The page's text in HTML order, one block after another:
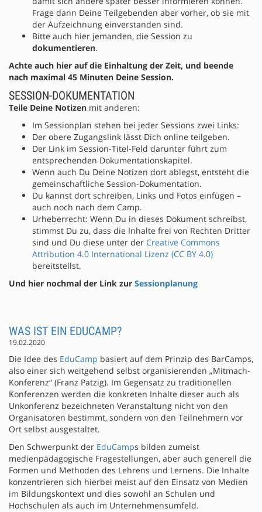
Frage dann Deine Teilgebenden aber vorher, ob sie mit
der Aufzeichnung einverstanden sind.
Bitte auch hier jemanden, die Session zu
dokumentieren.
Achte auch hier auf die Einhaltung der Zeit, und beende
nach maximal 45 Minuten Deine Session.
SESSION-DOKUMENTATION
Teile Deine Notizen mit anderen:
Im Sessionplan stehen bei jeder Sessions zwei Links:
Der obere Zugangslink lässt Dich online teilgeben.
Der Link im Session-Titel-Feld darunter führt zum
entsprechenden Dokumentationskapitel.
Wenn auch Du Deine Notizen dort ablegst, entsteht die
gemeinschaftliche Session-Dokumentation.
Du kannst dort schreiben, Links und Fotos einfügen –
auch noch nach dem Camp.
Urheberrecht: Wenn Du in dieses Dokument schreibst,
stimmst Du zu, dass die Inhalte frei von Rechten Dritter
sind und Du diese unter der Creative Commons
Attribution 4.0 International Lizenz (CC BY 4.0)
bereitstellst.
Und hier nochmal der Link zur Sessionplanung
WAS IST EIN EDUCAMP?
19.02.2020
Die Idee des EduCamp basiert auf dem Prinzip des BarCamps,
also einer sich weitgehend selbst organisierenden „Mitmach-
Konferenz“ (Franz Patzig). Im Gegensatz zu traditionellen
Konferenzen werden die konkreten Inhalte dieser auch als
Unkonferenz bezeichneten Veranstaltung nicht von den
Organisatoren bestimmt, sondern von den Teilnehmern vor
Ort selbst ausgestaltet.
Den Schwerpunkt der EduCamps bilden zumeist
medienpädagogische Fragestellungen, aber auch generell die
Formen und Methoden des Lehrens und Lernens. Die Inhalte
konzentrieren sich hierbei meist auf den Einsatz von Medien
im Bildungskontext und dies sowohl an Schulen und
Hochschulen als auch im Unternehmensumfeld.